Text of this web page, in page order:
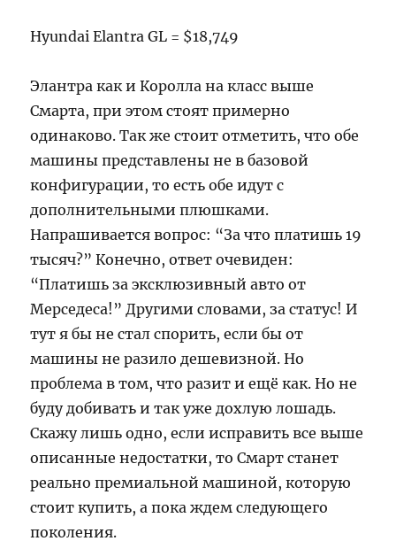
Hyundai Elantra GL = $18,749
Элантра как и Королла на класс выше
Смарта, при этом стоят примерно
одинаково. Так же стоит отметить, что обе
машины представлены не в базовой
конфигурации, то есть обе идут с
дополнительными плюшками.
Напрашивается вопрос: “За что платишь 19
тысяч?” Конечно, ответ очевиден:
“Платишь за эксклюзивный авто от
Мерседеса!” Другими словами, за статус! И
тут я бы не стал спорить, если бы от
машины не разило дешевизной. Но
проблема в том, что разит и ещё как. Но не
буду добивать и так уже дохлую лошадь.
Скажу лишь одно, если исправить все выше
описанные недостатки, то Смарт станет
реально премиальной машиной, которую
стоит купить, а пока ждем следующего
поколения.